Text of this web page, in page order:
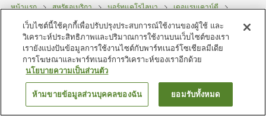
หน้าแรก สหรัฐอเมริกา นอร์ทแคโรไลนา
เดอแรมเคาน์ตี
ฮิลตัน เดอรัม ใกล้มหาวิทยาลัยดยุค
ค้นหาห้องพัก
เว็บไซต์นี้ใช้คุกกี้เพื่อปรับปรุงประสบการณ์ใช้งานของผู้ใช้ และ
วิเคราะห์ประสิทธิภาพและปริมาณการใช้งานบนเว็บไซต์ของเรา
เรายังแบ่งปันข้อมูลการใช้งานไซต์กับพาร์ทเนอร์โซเชียลมีเดีย
การโฆษณาและพาร์ทเนอร์การวิเคราะห์ของเราอีกด้วย
นโยบายความเป็นส่วนตัว
ห้ามขายข้อมูลส่วนบุคคลของฉัน ยอมรับทั้งหมด